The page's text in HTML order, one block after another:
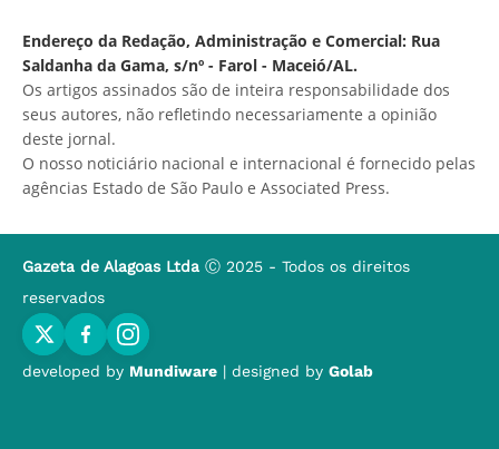
Endereço da Redação, Administração e Comercial: Rua
Saldanha da Gama, s/nº - Farol - Maceió/AL.
Os artigos assinados são de inteira responsabilidade dos
seus autores, não refletindo necessariamente a opinião
deste jornal.
O nosso noticiário nacional e internacional é fornecido pelas
agências Estado de São Paulo e Associated Press.
Gazeta de Alagoas Ltda Ⓒ 2025 - Todos os direitos
reservados
developed by Mundiware | designed by Golab